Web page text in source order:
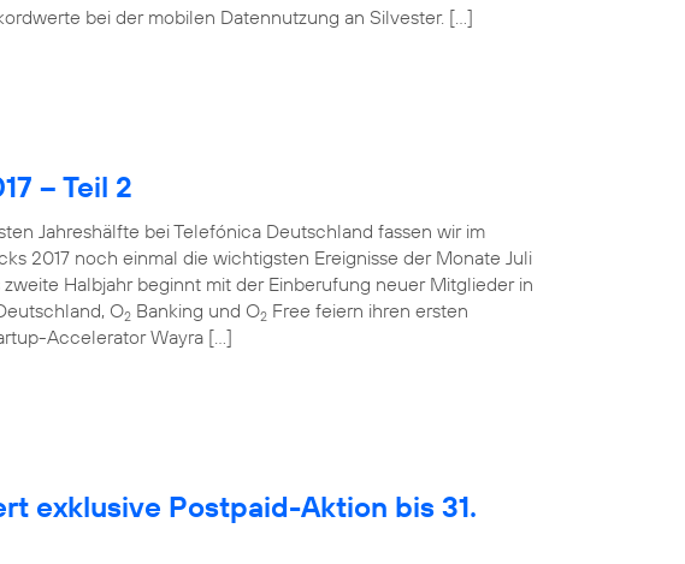
bei der mobilen Datennutzung an Silvester. […]
– Teil 2
Jahreshälfte bei Telefónica Deutschland fassen wir im
2017 noch einmal die wichtigsten Ereignisse der Monate Juli
zweite Halbjahr beginnt mit der Einberufung neuer Mitglieder in
O2 Banking und O2 Free feiern ihren ersten
Accelerator Wayra […]
exklusive Postpaid-Aktion bis 31.